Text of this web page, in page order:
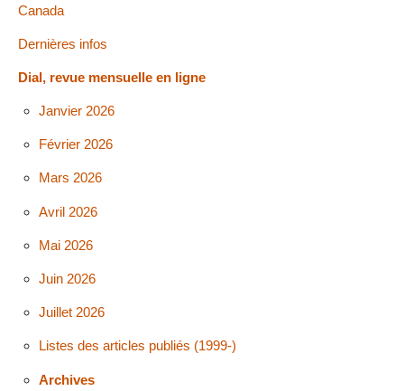
Canada
Dernières infos
Dial, revue mensuelle en ligne
Janvier 2026
Février 2026
Mars 2026
Avril 2026
Mai 2026
Juin 2026
Juillet 2026
Listes des articles publiés (1999-)
Archives